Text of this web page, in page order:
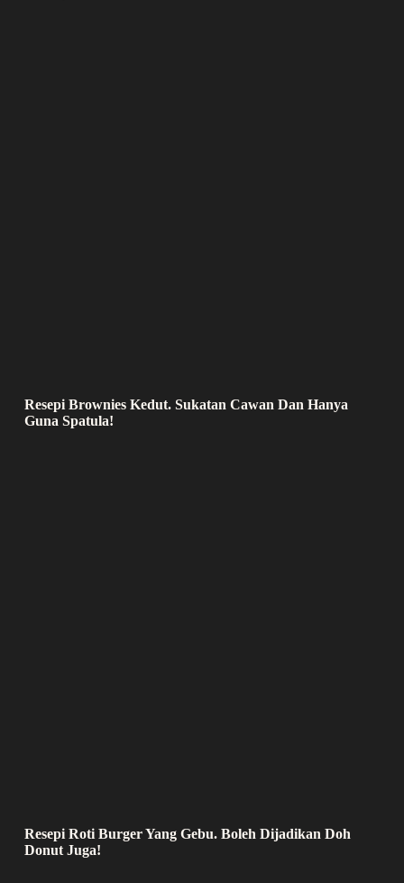
Resepi Brownies Kedut. Sukatan Cawan Dan Hanya
Guna Spatula!
Resepi Roti Burger Yang Gebu. Boleh Dijadikan Doh
Donut Juga!